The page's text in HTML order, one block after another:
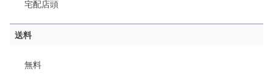
宅配店頭
送料
無料